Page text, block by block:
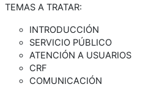
TEMAS A TRATAR:
INTRODUCCIÓN
SERVICIO PÚBLICO
ATENCIÓN A USUARIOS
CRF
COMUNICACIÓN